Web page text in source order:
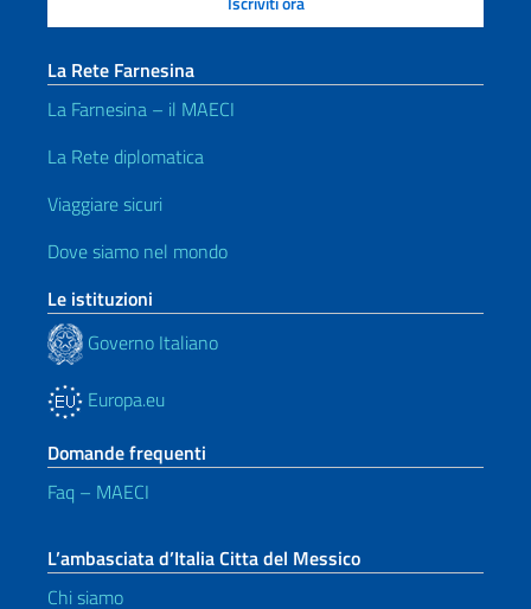
La Rete Farnesina
La Farnesina – il MAECI
La Rete diplomatica
Viaggiare sicuri
Dove siamo nel mondo
Le istituzioni
Governo Italiano
Europa.eu
Domande frequenti
Faq – MAECI
L’ambasciata d’Italia Citta del Messico
Chi siamo